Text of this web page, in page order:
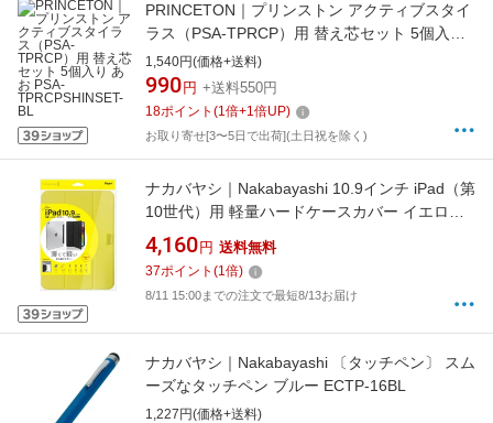
PRINCETON｜プリンストン アクティブスタイ
ラス（PSA-TPRCP）用 替え芯セット 5個入り
あお PSA-TPRCPSHINSET-BL
1,540円(価格+送料)
990 円 +送料550円
18ポイント (1倍+1倍UP)
お取り寄せ[3〜5日で出荷](土日祝を除く)
ナカバヤシ｜Nakabayashi 10.9インチ iPad（第
10世代）用 軽量ハードケースカバー イエロー
TBC-IP2200Y
4,160 円 送料無料
37ポイント (1倍)
8/11 15:00までの注文で最短8/13お届け
ナカバヤシ｜Nakabayashi 〔タッチペン〕 スム
ーズなタッチペン ブルー ECTP-16BL
1,227円(価格+送料)